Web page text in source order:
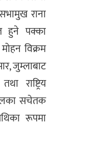
राना
हुने पक्का
विक्रम
जुम्लाबाट
राष्ट्रिय
दलका सचेतक
रूपमा